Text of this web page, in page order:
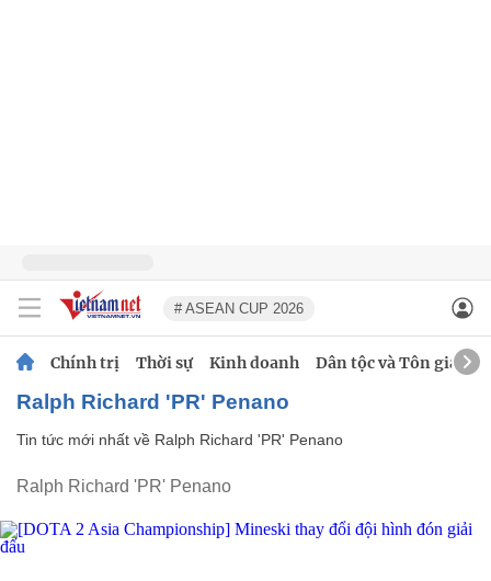
# ASEAN CUP 2026
Chính trị Thời sự Kinh doanh Dân tộc và Tôn giáo
Ralph Richard 'PR' Penano
Tin tức mới nhất về Ralph Richard 'PR' Penano
Ralph Richard 'PR' Penano